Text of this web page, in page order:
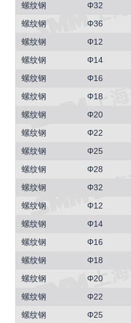
螺纹钢
Φ32
螺纹钢
Φ36
螺纹钢
Φ12
螺纹钢
Φ14
螺纹钢
Φ16
螺纹钢
Φ18
螺纹钢
Φ20
螺纹钢
Φ22
螺纹钢
Φ25
螺纹钢
Φ28
螺纹钢
Φ32
螺纹钢
Φ12
螺纹钢
Φ14
螺纹钢
Φ16
螺纹钢
Φ18
螺纹钢
Φ20
螺纹钢
Φ22
螺纹钢
Φ25